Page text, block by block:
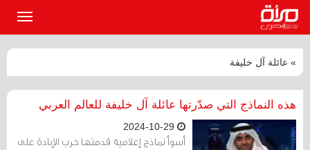
» عائلة آل خليفة
هذه النماذج التي صدّرتها عائلة آل خليفة للعالم العربي
أسوأ نماذج إعلامية قدمتها حرب الإبادة على